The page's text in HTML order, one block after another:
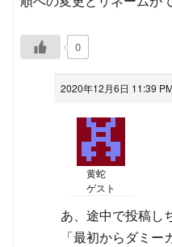
0
2020年12月6日 11:39
黄蛇
ゲスト
あ、途中で投稿し
「最初からダミ